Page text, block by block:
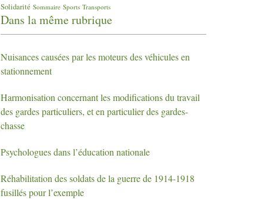
Solidarité Sommaire Sports Transports
Dans la même rubrique
Nuisances causées par les moteurs des véhicules en
stationnement
Harmonisation concernant les modifications du travail
des gardes particuliers, et en particulier des gardes-
chasse
Psychologues dans l’éducation nationale
Réhabilitation des soldats de la guerre de 1914-1918
fusillés pour l’exemple